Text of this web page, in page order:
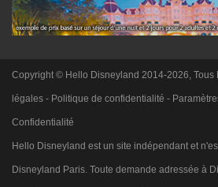
Copyright © Hello Disneyland 2014-2026, Tous
légales - Politique de confidentialité -
Confidentialité
Hello Disneyland est un site indépendant et
Disneyland Paris. Toute demande adressée à